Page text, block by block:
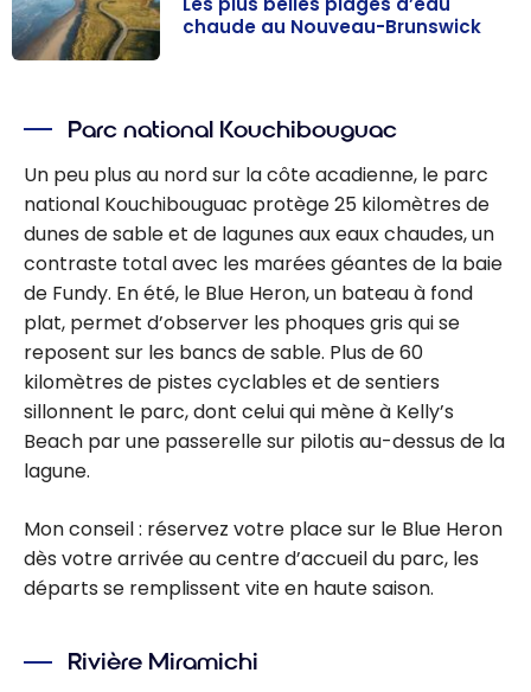
chaude au
Nouveau-
Brunswick
chaude au Nouveau-Brunswick
Parc national Kouchibouguac
Un peu plus au nord sur la côte acadienne, le parc
national Kouchibouguac protège 25 kilomètres de
dunes de sable et de lagunes aux eaux chaudes, un
contraste total avec les marées géantes de la baie
de Fundy. En été, le Blue Heron, un bateau à fond
plat, permet d’observer les phoques gris qui se
reposent sur les bancs de sable. Plus de 60
kilomètres de pistes cyclables et de sentiers
sillonnent le parc, dont celui qui mène à Kelly’s
Beach par une passerelle sur pilotis au-dessus de la
lagune.
Mon conseil : réservez votre place sur le Blue Heron
dès votre arrivée au centre d’accueil du parc, les
départs se remplissent vite en haute saison.
Rivière Miramichi